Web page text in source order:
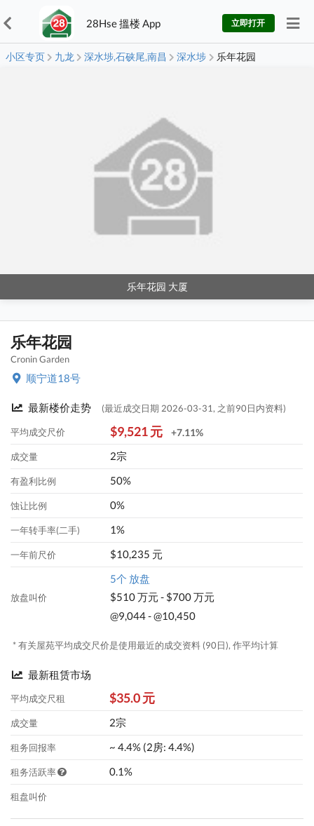
28Hse 搵楼 App 立即打开
小区专页 九龙 深水埗,石硖尾,南昌 深水埗 乐年花园
乐年花园 大厦
乐年花园
Cronin Garden
顺宁道18号
最新楼价走势 (最近成交日期 2026-03-31, 之前90日内资料)
平均成交尺价 $9,521 元 +7.11%
成交量 2宗
有盈利比例 50%
蚀让比例 0%
一年转手率(二手) 1%
一年前尺价 $10,235 元
放盘叫价
5个 放盘
$510 万元 - $700 万元
@9,044 - @10,450
* 有关屋苑平均成交尺价是使用最近的成交资料 (90日), 作平均计算
最新租赁市场
平均成交尺租 $35.0 元
成交量 2宗
租务回报率 ~ 4.4% (2房: 4.4%)
租务活跃率 0.1%
租盘叫价